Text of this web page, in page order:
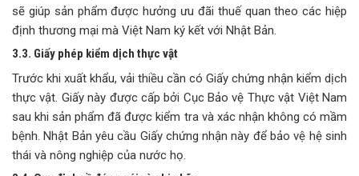
sẽ giúp sản phẩm được hưởng ưu đãi thuế quan theo các hiệp
định thương mại mà Việt Nam ký kết với Nhật Bản.
3.3. Giấy phép kiểm dịch thực vật
Trước khi xuất khẩu, vải thiều cần có Giấy chứng nhận kiểm dịch
thực vật. Giấy này được cấp bởi Cục Bảo vệ Thực vật Việt Nam
sau khi sản phẩm đã được kiểm tra và xác nhận không có mầm
bệnh. Nhật Bản yêu cầu Giấy chứng nhận này để bảo vệ hệ sinh
thái và nông nghiệp của nước họ.